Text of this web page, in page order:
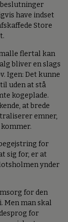
have indset
Store
flertal kan
bliver en slags
Igen: Det kunne
uden at stå
kogeplade.
at brede
emner,
for
sig for, er at
ynder
for den
Men man skal
for